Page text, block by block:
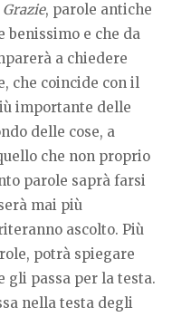
Grazie, parole antiche
benissimo e che da
a chiedere
che coincide con il
importante delle
delle cose, a
che non proprio
parole saprà farsi
mai più
ascolto. Più
potrà spiegare
gli passa per la testa.
nella testa degli